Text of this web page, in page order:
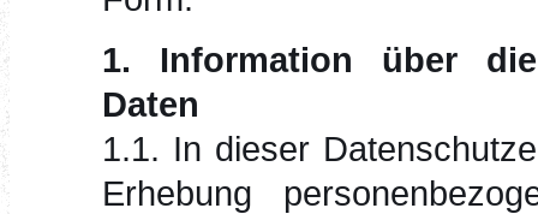
1. Information über die
Daten
1.1. In dieser
Erhebung